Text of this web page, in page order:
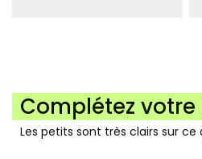
Complétez votre
Les petits sont très clairs sur